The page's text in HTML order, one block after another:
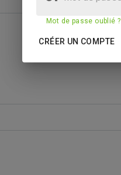
Mot de passe oublié ?
CRÉER UN COMPTE